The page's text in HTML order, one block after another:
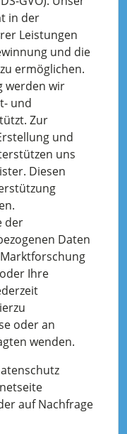
in der
Leistungen
und die
ermöglichen.
werden wir
und
Zur
und
uns
Diesen
der
Daten
Ihre
oder an
wenden.
auf Nachfrage